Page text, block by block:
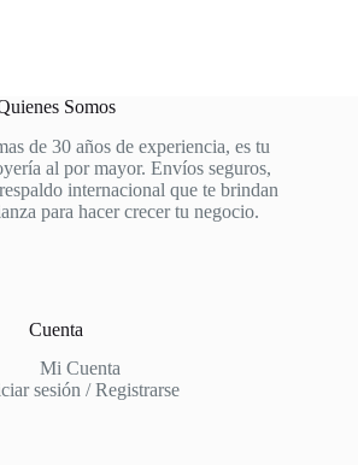
Somos
de 30 años de experiencia, es tu
al por mayor. Envíos seguros,
internacional que te brindan
para hacer crecer tu negocio.
Cuenta
Mi Cuenta
sesión / Registrarse